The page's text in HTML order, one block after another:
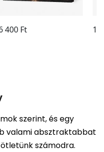
szerint, és egy
valami absztraktabbat
számodra.